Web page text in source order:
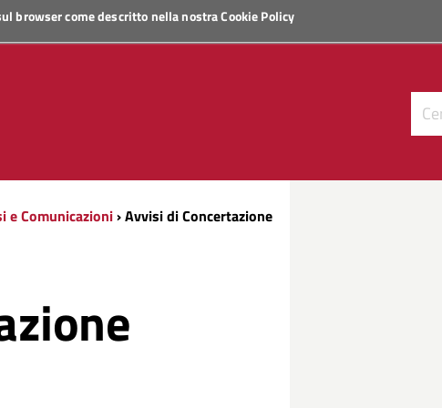
browser come descritto nella nostraCookie Policy
e Comunicazioni› Avvisi di Concertazione